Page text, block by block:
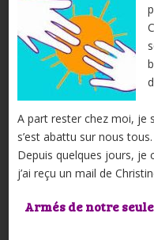
A part rester chez moi, je
s’est abattu sur nous tous.
Depuis quelques jours, je
j’ai reçu un mail de
Armés de notre